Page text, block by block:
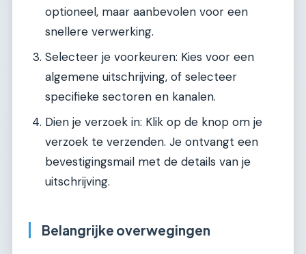
optioneel, maar aanbevolen voor een
snellere verwerking.
Selecteer je voorkeuren: Kies voor een
algemene uitschrijving, of selecteer
specifieke sectoren en kanalen.
Dien je verzoek in: Klik op de knop om je
verzoek te verzenden. Je ontvangt een
bevestigingsmail met de details van je
uitschrijving.
Belangrijke overwegingen